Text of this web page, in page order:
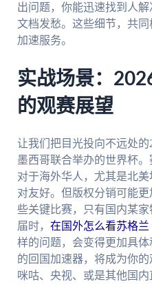
出问题，你能迅速找到人
文档发愁。这些细节，共
加速服务。
实战场景：
的观赛展望
让我们把目光投向不远处
墨西哥联合举办的世界杯。
对于海外华人，尤其是北
对友好。但版权分销可能
些关键比赛，只有国内某家
届时， 在国外怎么看苏格
样的问题，会变得更加具
的回国加速器，将成为你
咪咕、央视、或是其他国